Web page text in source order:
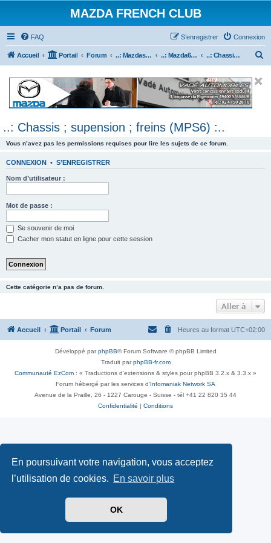
En poursuivant votre navigation, vous acceptez
l’utilisation de cookies. En savoir plus
OK
MAZDA FRENCH CLUB
FAQ Connexion
S’enregistrer
Accueil Portail Forum ..: Mazdaspeed & MPS :.. ..: Mazda6 MPS & Mazdaspeed 6 :.. ..: Chassis ; supension ; freins (MPS6) :..
e
..: Chassis ; supension ; freins (MPS6) :..
Vous n’avez pas les permissions requises pour lire les sujets de ce forum.
CONNEXION • S’ENREGISTRER
Nom d’utilisateur :
Mot de passe :
Se souvenir de moi
Cacher mon statut en ligne pour cette session
Cette catégorie n’a pas de forum.
Aller à
Accueil Portail Forum Heures au format UTC+02:00
Développé parphpBB® Forum Software © phpBB Limited
Traduit parphpBB-fr.com
Communauté EzCom : « Traductions d'extensions & styles pour phpBB 3.2.x & 3.3.x »
Forum hébergé par les services d’ Infomaniak Network SA
Avenue de la Praille, 26 - 1227 Carouge - Suisse - tél +41 22 820 35 44
Confidentialité
Conditions